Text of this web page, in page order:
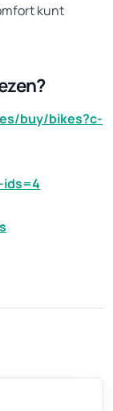
kunt
buy/bikes?c-